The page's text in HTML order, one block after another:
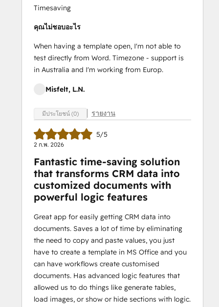
Timesaving
คุณไม่ชอบอะไร
When having a template open, I'm not able to
test directly from Word. Timezone - support is
in Australia and I'm working from Europ.
Misfelt, L.N.
มีประโยชน์ (0) รายงาน
5/5
2 ก.พ. 2026
Fantastic time-saving solution
that transforms CRM data into
customized documents with
powerful logic features
Great app for easily getting CRM data into
documents. Saves a lot of time by eliminating
the need to copy and paste values, you just
have to create a template in MS Office and you
can have workflows create customised
documents. Has advanced logic features that
allowed us to do things like generate tables,
load images, or show or hide sections with logic.